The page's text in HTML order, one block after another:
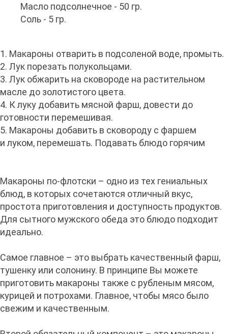
Масло подсолнечное - 50 гр.
Соль - 5 гр.
1. Макароны отварить в подсоленой воде, промыть.
2. Лук порезать полукольцами.
3. Лук обжарить на сковороде на растительном
масле до золотистого цвета.
4. К луку добавить мясной фарш, довести до
готовности перемешивая.
5. Макароны добавить в сковороду с фаршем
и луком, перемешать. Подавать блюдо горячим
Макароны по-флотски – одно из тех гениальных
блюд, в которых сочетаются отличный вкус,
простота приготовления и доступность продуктов.
Для сытного мужского обеда это блюдо подходит
идеально.
Самое главное – это выбрать качественный фарш,
тушенку или солонину. В принципе Вы можете
приготовить макароны также с рубленым мясом,
курицей и потрохами. Главное, чтобы мясо было
свежим и качественным.